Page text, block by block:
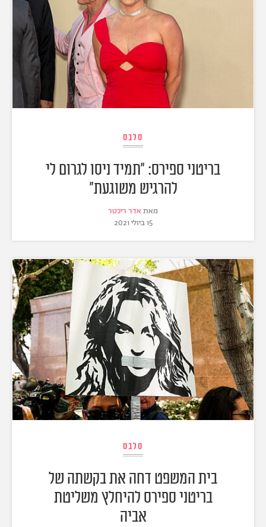
סלבס
בריטני ספירס: "תמיד ניסו לגרום לי
להרגיש משוגעת"
מאת אדר ריכטר
15 ביולי 2021
סלבס
בית המשפט דחה את בקשתה של
בריטני ספירס להיחלץ משליטת
אביה